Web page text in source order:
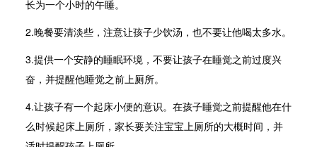
长为一个小时的午睡。
2.晚餐要清淡些，注意让孩子少饮汤，也不要让他喝太多水。
3.提供一个安静的睡眠环境，不要让孩子在睡觉之前过度兴
奋，并提醒他睡觉之前上厕所。
4.让孩子有一个起床小便的意识。在孩子睡觉之前提醒他在什
么时候起床上厕所，家长要关注宝宝上厕所的大概时间，并